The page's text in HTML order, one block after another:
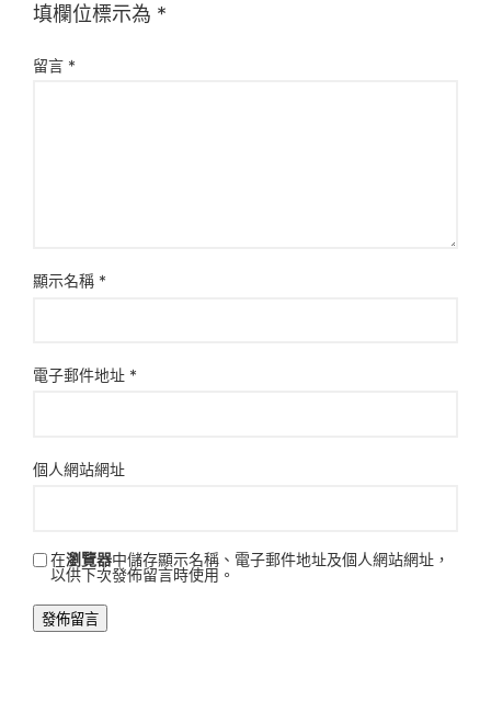
填欄位標示為 *
留言 *
顯示名稱 *
電子郵件地址 *
個人網站網址
在瀏覽器中儲存顯示名稱、電子郵件地址及個人網站網址，
以供下次發佈留言時使用。